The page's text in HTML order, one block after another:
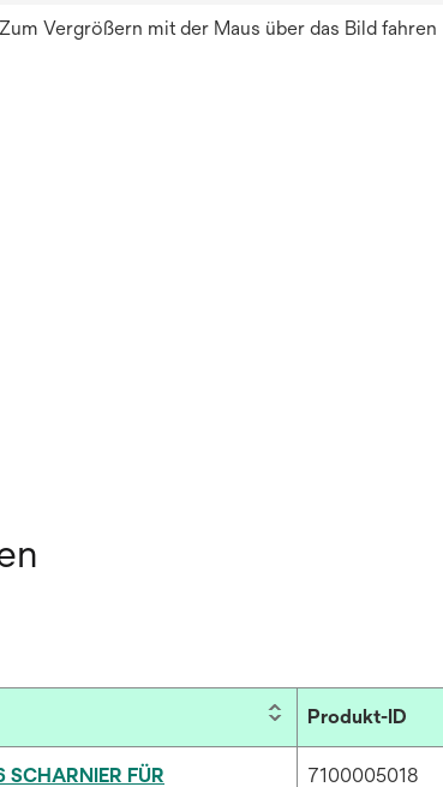
Zum Vergrößern mit der Maus über das Bild fahren
Produkt-ID
SCHARNIER FÜR
7100005018